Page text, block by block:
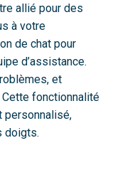
allié pour des
à votre
de chat pour
d’assistance.
et
fonctionnalité
personnalisé,
doigts.